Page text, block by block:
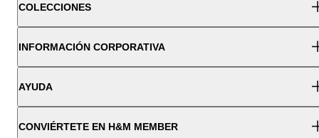
COLECCIONES
INFORMACIÓN CORPORATIVA
AYUDA
CONVIÉRTETE EN H&M MEMBER